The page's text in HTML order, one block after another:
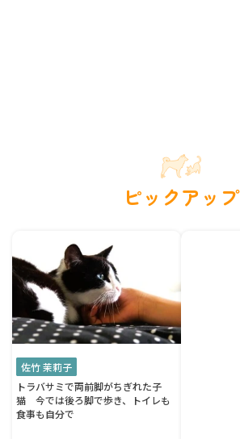
ピックアップ
佐竹 茉莉子
トラバサミで両前脚がちぎれた子
猫 今では後ろ脚で歩き、トイレも
食事も自分で